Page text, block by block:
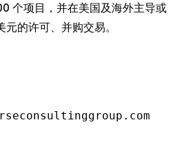
个项目，并在美国及海外主导或
的许可、并购交易。